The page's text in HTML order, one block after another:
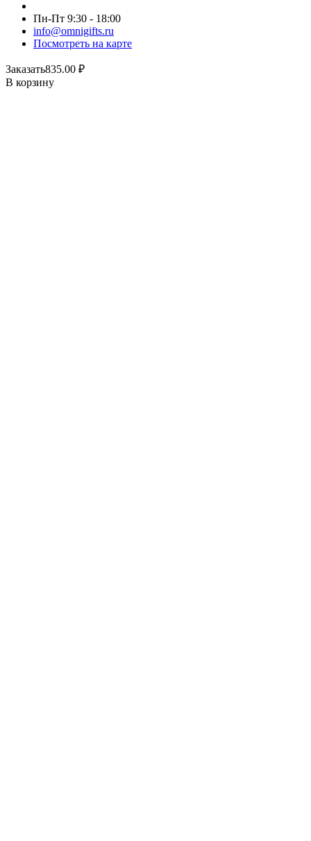
Пн-Пт 9:30 - 18:00
info@omnigifts.ru
Посмотреть на карте
Заказать835.00 ₽
В корзину